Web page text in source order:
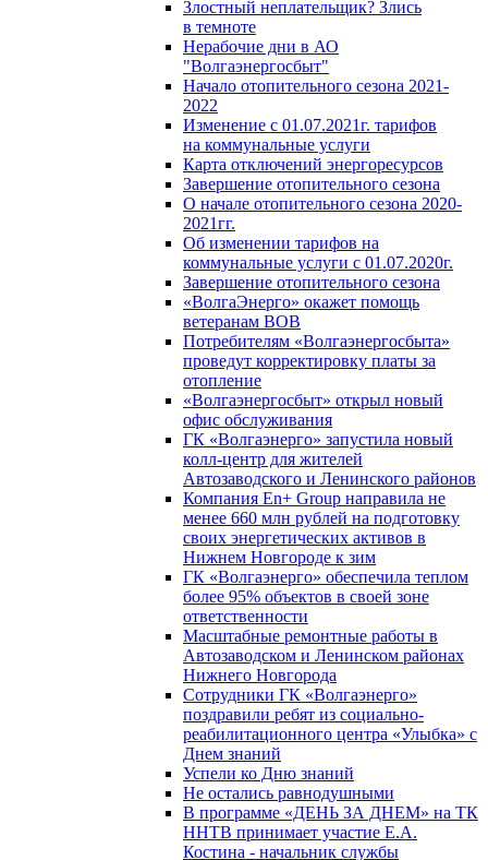
Злостный неплательщик? Злись
в темноте
Нерабочие дни в АО
"Волгаэнергосбыт"
Начало отопительного сезона 2021-
2022
Изменение с 01.07.2021г. тарифов
на коммунальные услуги
Карта отключений энергоресурсов
Завершение отопительного сезона
О начале отопительного сезона 2020-
2021гг.
Об изменении тарифов на
коммунальные услуги с 01.07.2020г.
Завершение отопительного сезона
«ВолгаЭнерго» окажет помощь
ветеранам ВОВ
Потребителям «Волгаэнергосбыта»
проведут корректировку платы за
отопление
«Волгаэнергосбыт» открыл новый
офис обслуживания
ГК «Волгаэнерго» запустила новый
колл-центр для жителей
Автозаводского и Ленинского районов
Компания En+ Group направила не
менее 660 млн рублей на подготовку
своих энергетических активов в
Нижнем Новгороде к зим
ГК «Волгаэнерго» обеспечила теплом
более 95% объектов в своей зоне
ответственности
Масштабные ремонтные работы в
Автозаводском и Ленинском районах
Нижнего Новгорода
Сотрудники ГК «Волгаэнерго»
поздравили ребят из социально-
реабилитационного центра «Улыбка» с
Днем знаний
Успели ко Дню знаний
Не остались равнодушными
В программе «ДЕНЬ ЗА ДНЕМ» на ТК
ННТВ принимает участие Е.А.
Костина - начальник службы